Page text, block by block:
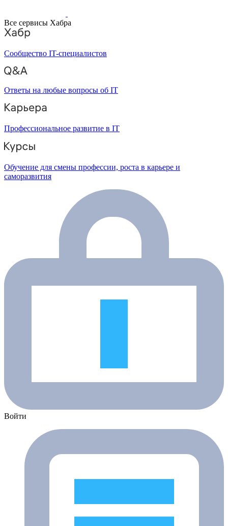
Все сервисы Хабра
Сообщество IT-специалистов
Ответы на любые вопросы об IT
Профессиональное развитие в IT
Обучение для смены профессии, роста в карьере и
саморазвития
Войти